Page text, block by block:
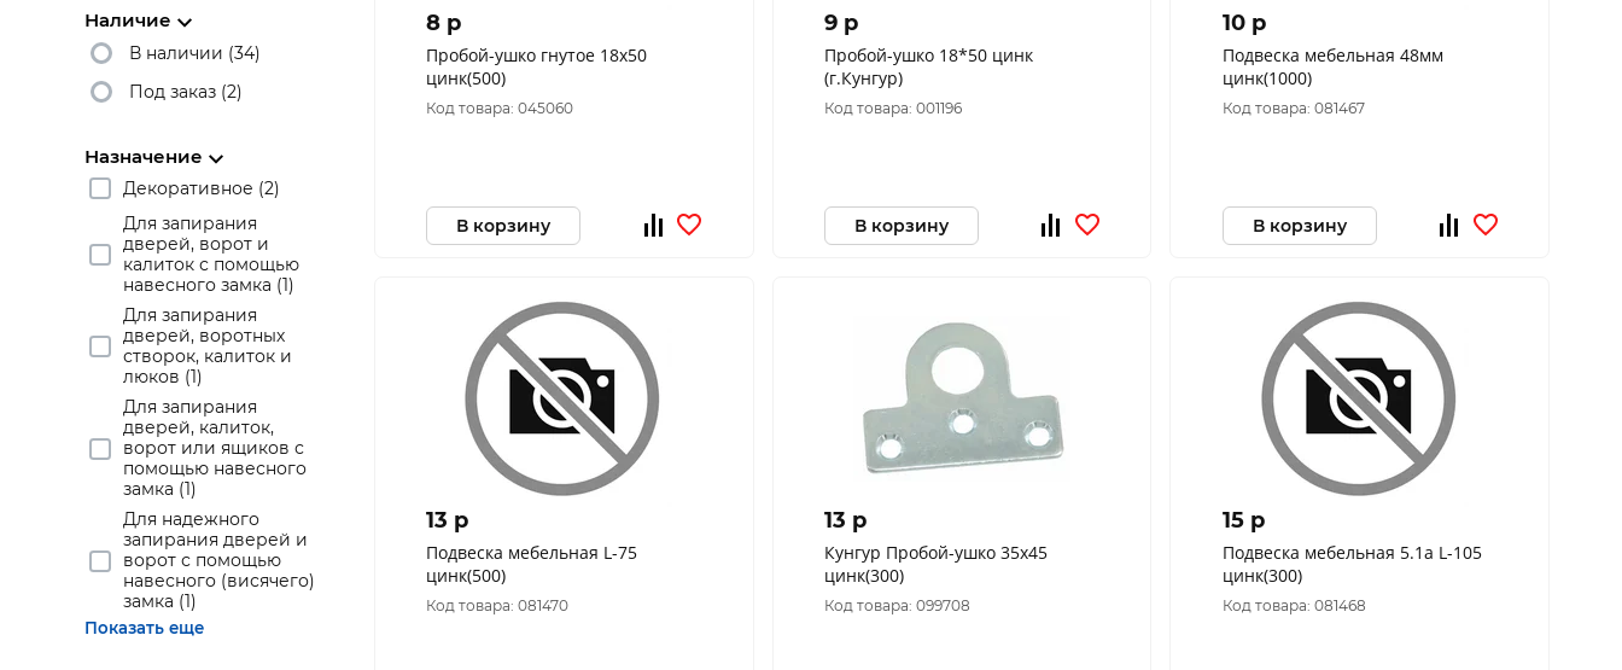
Наличие
В наличии (34)
Под заказ (2)
Назначение
Декоративное (2)
Для запирания
дверей, ворот и
калиток с помощью
навесного замка (1)
Для запирания
дверей, воротных
створок, калиток и
люков (1)
Для запирания
дверей, калиток,
ворот или ящиков с
помощью навесного
замка (1)
Для надежного
запирания дверей и
ворот с помощью
навесного (висячего)
замка (1)
Показать еще
8 p
Пробой-ушко гнутое 18х50
цинк(500)
Код товара: 045060
В корзину
9 p
Пробой-ушко 18*50 цинк
(г.Кунгур)
Код товара: 001196
В корзину
10 p
Подвеска мебельная 48мм
цинк(1000)
Код товара: 081467
В корзину
13 p
Подвеска мебельная L-75
цинк(500)
Код товара: 081470
13 p
Кунгур Пробой-ушко 35х45
цинк(300)
Код товара: 099708
15 p
Подвеска мебельная 5.1а L-105
цинк(300)
Код товара: 081468